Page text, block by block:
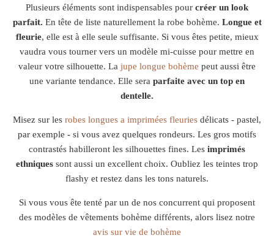
Plusieurs éléments sont indispensables pour créer un look
parfait. En tête de liste naturellement la robe bohème. Longue et
fleurie, elle est à elle seule suffisante. Si vous êtes petite, mieux
vaudra vous tourner vers un modèle mi-cuisse pour mettre en
valeur votre silhouette. La jupe longue bohème peut aussi être
une variante tendance. Elle sera parfaite avec un top en
dentelle.
Misez sur les robes longues a imprimées fleuries délicats - pastel,
par exemple - si vous avez quelques rondeurs. Les gros motifs
contrastés habilleront les silhouettes fines. Les imprimés
ethniques sont aussi un excellent choix. Oubliez les teintes trop
flashy et restez dans les tons naturels.
Si vous vous ête tenté par un de nos concurrent qui proposent
des modèles de vêtements bohème différents, alors lisez notre
avis sur vie de bohème